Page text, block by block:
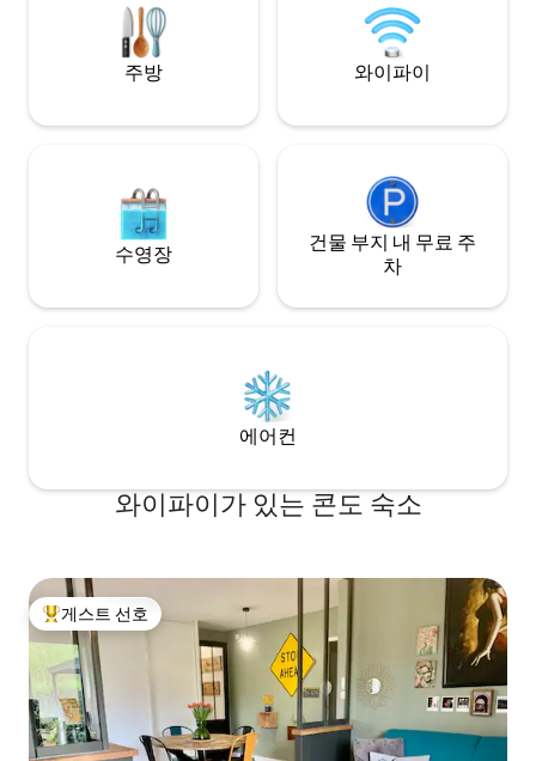
단 몇 분 거리에 있으며, 도보로는 20분 거
리에 있습니다.
잊지 마세요.
주방 와이파이
수영장
건물 부지 내 무료 주
차
에어컨
와이파이가 있는 콘도 숙소
상위 게스트 선호
게스트 선호